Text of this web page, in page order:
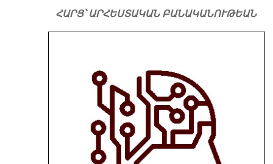
ՀԱՐՑ՝ ԱՐՀԵՍՏԱԿԱՆ ԲԱՆԱԿԱՆՈՒԹԵԱՆ